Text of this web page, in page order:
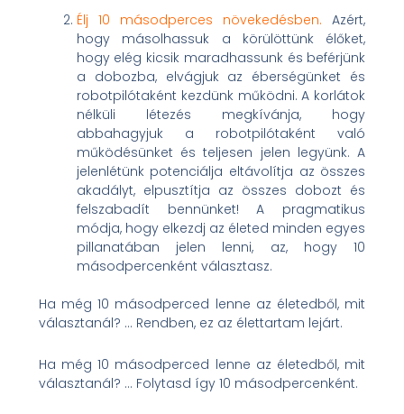
Élj 10 másodperces növekedésben.Azért,
hogy másolhassuk a körülöttünk élőket,
hogy elég kicsik maradhassunk és beférjünk
a dobozba, elvágjuk az éberségünket és
robotpilótaként kezdünk működni. A korlátok
nélküli létezés megkívánja, hogy
abbahagyjuk a robotpilótaként való
működésünket és teljesen jelen legyünk. A
jelenlétünk potenciálja eltávolítja az összes
akadályt, elpusztítja az összes dobozt és
felszabadít bennünket! A pragmatikus
módja, hogy elkezdj az életed minden egyes
pillanatában jelen lenni, az, hogy 10
másodpercenként választasz.
Ha még 10 másodperced lenne az életedből, mit
választanál? … Rendben, ez az élettartam lejárt.
Ha még 10 másodperced lenne az életedből, mit
választanál? … Folytasd így 10 másodpercenként.